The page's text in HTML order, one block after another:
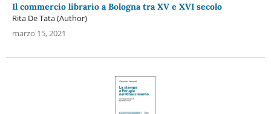
Il commercio librario a Bologna tra XV e XVI secolo
Rita De Tata (Author)
marzo 15, 2021